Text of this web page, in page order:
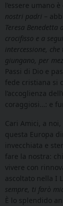
l’essere umano
nostri padri –
Teresa
crocifisso e a
intercessione,
giungano, per
Passi di Dio e
fede cristiana si
l’accoglienza
coraggiosi…: e
Cari Amici, a
questa Europa
invecchiata e
fare la nostra:
vivere con
ascoltato nella I
sempre, ti farò
È lo splendido